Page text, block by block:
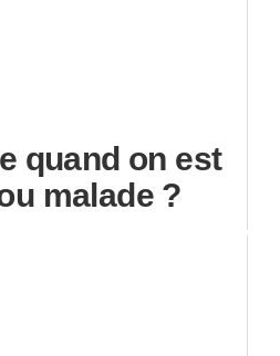
quand on est
malade ?